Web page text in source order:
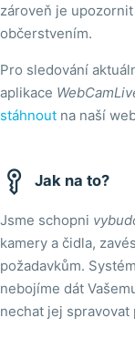
zároveň je
občerstvením.
Pro sledování
aplikace
stáhnout na naší
 Jak na to?
Jsme schopni
kamery a čidla,
požadavkům.
nebojíme dát
nechat jej spravovat